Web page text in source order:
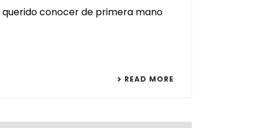
querido conocer de primera mano
READ MORE